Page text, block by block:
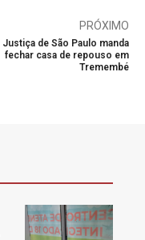
PRÓXIMO
Justiça de São Paulo manda
fechar casa de repouso em
Tremembé